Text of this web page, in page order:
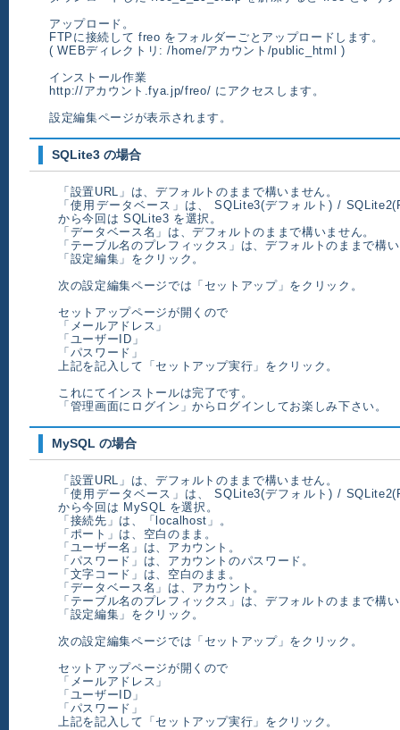
アップロード。
FTPに接続して freo をフォルダーごとアップロードします。
( WEBディレクトリ: /home/アカウント/public_html )
インストール作業
http://アカウント.fya.jp/freo/ にアクセスします。
設定編集ページが表示されます。
SQLite3 の場合
「設置URL」は、デフォルトのままで構いません。
「使用データベース」は、 SQLite3(デフォルト) /
から今回は SQLite3 を選択。
「データベース名」は、デフォルトのままで構いません。
「テーブル名のプレフィックス」は、デフォルトのままで構
「設定編集」をクリック。
次の設定編集ページでは「セットアップ」をクリック。
セットアップページが開くので
「メールアドレス」
「ユーザーID」
「パスワード」
上記を記入して「セットアップ実行」をクリック。
これにてインストールは完了です。
「管理画面にログイン」からログインしてお楽しみ下さい。
MySQL の場合
「設置URL」は、デフォルトのままで構いません。
「使用データベース」は、 SQLite3(デフォルト) /
から今回は MySQL を選択。
「接続先」は、「localhost」。
「ポート」は、空白のまま。
「ユーザー名」は、アカウント。
「パスワード」は、アカウントのパスワード。
「文字コード」は、空白のまま。
「データベース名」は、アカウント。
「テーブル名のプレフィックス」は、デフォルトのままで構
「設定編集」をクリック。
次の設定編集ページでは「セットアップ」をクリック。
セットアップページが開くので
「メールアドレス」
「ユーザーID」
「パスワード」
上記を記入して「セットアップ実行」をクリック。